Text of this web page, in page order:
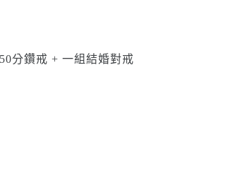
分鑽戒 + 一組結婚對戒